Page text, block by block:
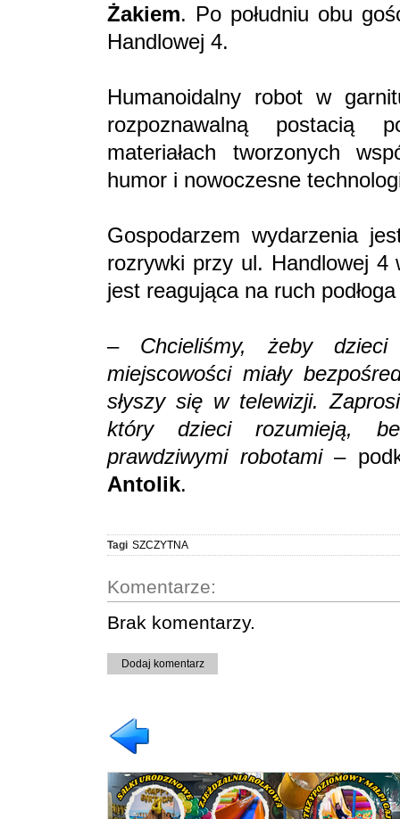
Żakiem. Po południu obu
Handlowej 4.
Humanoidalny robot w
rozpoznawalną postacią
materiałach tworzonych
humor i nowoczesne
Gospodarzem wydarzenia
rozrywki przy ul. Handlowej 4
jest reagująca na ruch
– Chcieliśmy, żeby
miejscowości miały
słyszy się w telewizji.
który dzieci rozumieją,
prawdziwymi robotami–
Antolik.
Tagi SZCZYTNA
Komentarze:
Brak komentarzy.
Dodaj komentarz